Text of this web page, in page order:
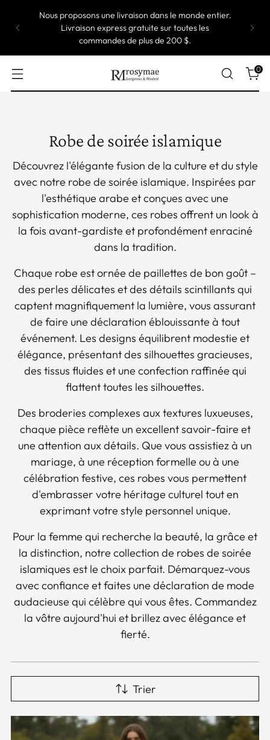
personnalisée, ce qui signifie qu'elles sont produites
une par une. Prendre jusqu'à 5 semaines pour
expédier.
0
Robe de soirée islamique
Découvrez l'élégante fusion de la culture et du style
avec notre robe de soirée islamique. Inspirées par
l'esthétique arabe et conçues avec une
sophistication moderne, ces robes offrent un look à
la fois avant-gardiste et profondément enraciné
dans la tradition.
Chaque robe est ornée de paillettes de bon goût –
des perles délicates et des détails scintillants qui
captent magnifiquement la lumière, vous assurant
de faire une déclaration éblouissante à tout
événement. Les designs équilibrent modestie et
élégance, présentant des silhouettes gracieuses,
des tissus fluides et une confection raffinée qui
flattent toutes les silhouettes.
Des broderies complexes aux textures luxueuses,
chaque pièce reflète un excellent savoir-faire et
une attention aux détails. Que vous assistiez à un
mariage, à une réception formelle ou à une
célébration festive, ces robes vous permettent
d'embrasser votre héritage culturel tout en
exprimant votre style personnel unique.
Pour la femme qui recherche la beauté, la grâce et
la distinction, notre collection de robes de soirée
islamiques est le choix parfait. Démarquez-vous
avec confiance et faites une déclaration de mode
audacieuse qui célèbre qui vous êtes. Commandez
la vôtre aujourd'hui et brillez avec élégance et
fierté.
Trier